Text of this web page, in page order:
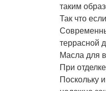
таким
Так что
террасной
Масла для
При
Поскольку